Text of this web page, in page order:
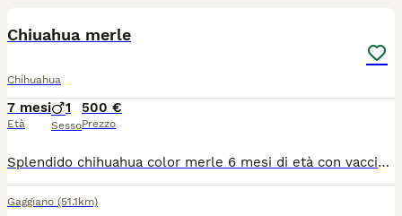
Chiuahua merle
Chihuahua
7 mesi
Età
1
Sesso
500 €
Prezzo
Splendido chihuahua color merle 6 mesi di età con vaccinazioni fatte maschio molto docile e affettuoso!
Gaggiano (51.1km)